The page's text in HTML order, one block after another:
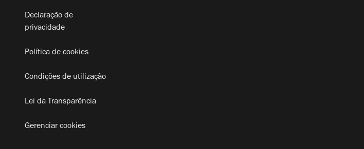
Declaração de
privacidade
Política de cookies
Condições de utilização
Lei da Transparência
Gerenciar cookies